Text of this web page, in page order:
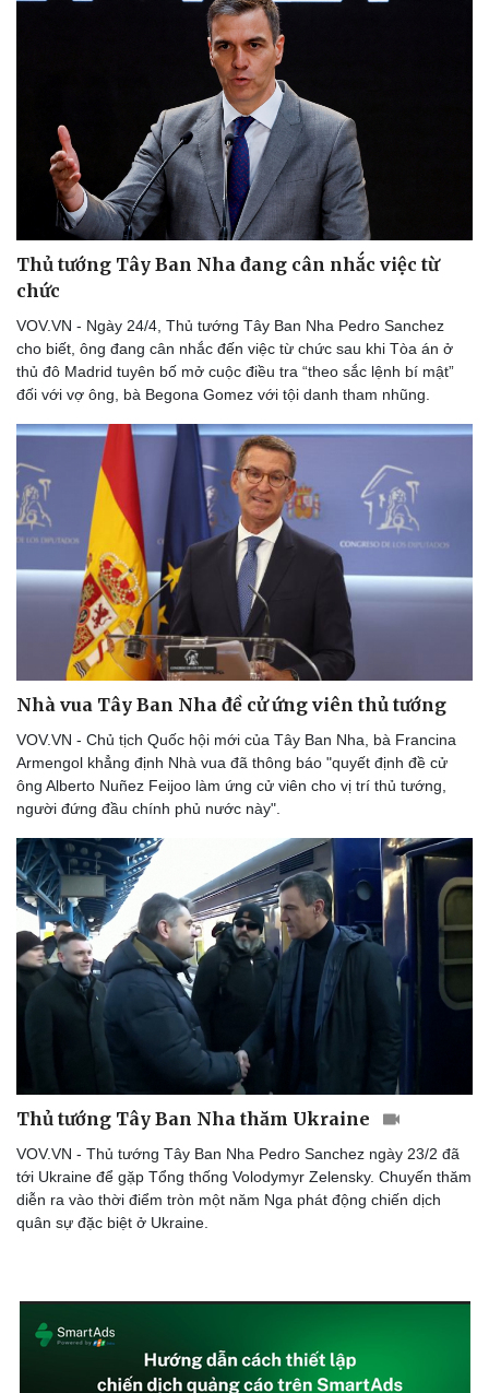
Thể thao
Bóng đá
Lịch thi đấu bóng đá
Thế giới thể thao
Ô tô - Xe máy
Ô tô
Xe máy
Tư vấn
Thủ tướng Tây Ban Nha đang cân nhắc việc từ
chức
VOV.VN - Ngày 24/4, Thủ tướng Tây Ban Nha Pedro Sanchez
cho biết, ông đang cân nhắc đến việc từ chức sau khi Tòa án ở
thủ đô Madrid tuyên bố mở cuộc điều tra “theo sắc lệnh bí mật”
đối với vợ ông, bà Begona Gomez với tội danh tham nhũng.
Nhà vua Tây Ban Nha đề cử ứng viên thủ tướng
VOV.VN - Chủ tịch Quốc hội mới của Tây Ban Nha, bà Francina
Armengol khẳng định Nhà vua đã thông báo "quyết định đề cử
ông Alberto Nuñez Feijoo làm ứng cử viên cho vị trí thủ tướng,
người đứng đầu chính phủ nước này".
Thủ tướng Tây Ban Nha thăm Ukraine
VOV.VN - Thủ tướng Tây Ban Nha Pedro Sanchez ngày 23/2 đã
tới Ukraine để gặp Tổng thống Volodymyr Zelensky. Chuyến thăm
diễn ra vào thời điểm tròn một năm Nga phát động chiến dịch
quân sự đặc biệt ở Ukraine.